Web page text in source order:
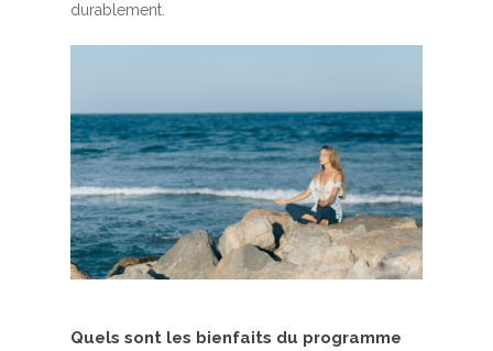
durablement.
Quels sont les bienfaits du programme